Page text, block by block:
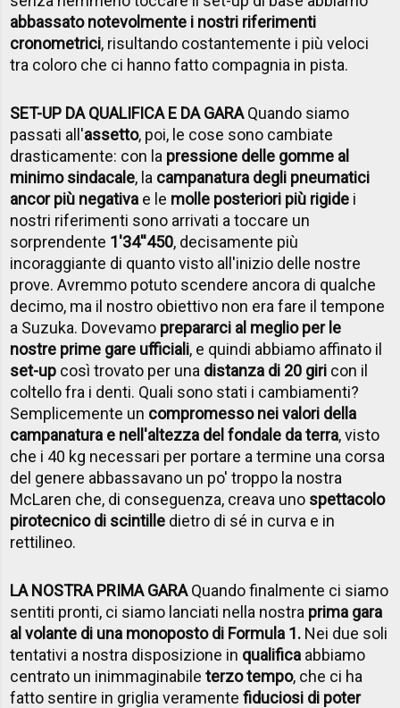
abbassato notevolmente i nostri riferimenti
cronometrici, risultando costantemente i più veloci
tra coloro che ci hanno fatto compagnia in pista.
SET-UP DA QUALIFICA E DA GARAQuando siamo
passati all'assetto, poi, le cose sono cambiate
drasticamente: con la pressione delle gomme al
minimo sindacale, la campanatura degli pneumatici
ancor più negativa e le molle posteriori più rigide i
nostri riferimenti sono arrivati a toccare un
sorprendente 1'34''450, decisamente più
incoraggiante di quanto visto all'inizio delle nostre
prove. Avremmo potuto scendere ancora di qualche
decimo, ma il nostro obiettivo non era fare il tempone
a Suzuka. Dovevamo prepararci al meglio per le
nostre prime gare ufficiali, e quindi abbiamo affinato il
set-up così trovato per una distanza di 20 giri con il
coltello fra i denti. Quali sono stati i cambiamenti?
Semplicemente un compromesso nei valori della
campanatura e nell'altezza del fondale da terra, visto
che i 40 kg necessari per portare a termine una corsa
del genere abbassavano un po' troppo la nostra
McLaren che, di conseguenza, creava uno spettacolo
pirotecnico di scintille dietro di sé in curva e in
rettilineo.
LA NOSTRA PRIMA GARAQuando finalmente ci siamo
sentiti pronti, ci siamo lanciati nella nostra prima gara
al volante di una monoposto di Formula 1. Nei due soli
tentativi a nostra disposizione in qualifica abbiamo
centrato un inimmaginabileterzo tempo, che ci ha
fatto sentire in griglia veramentefiduciosi di poter